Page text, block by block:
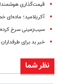
قیمت‌گذاری
آکریلامید؛ ماده‌ای
سیب‌زمینی‌ سرخ‌
خبر بد برای
نظر شما